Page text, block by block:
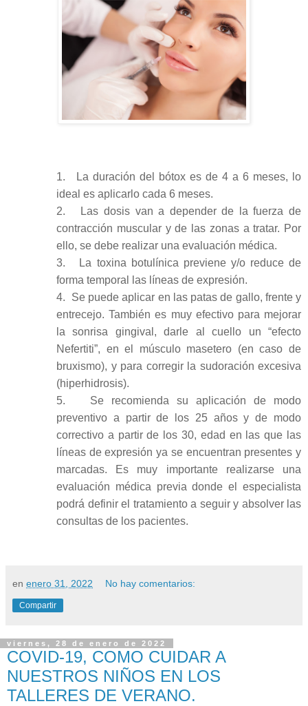
1.
La duración del bótox es de 4 a 6 meses, lo
ideal es aplicarlo cada 6 meses.
2.
Las dosis van a depender de la fuerza de
contracción muscular y de las zonas a tratar. Por
ello, se debe realizar una evaluación médica.
3.
La toxina botulínica previene y/o reduce de
forma temporal las líneas de expresión.
4.
Se puede aplicar en las patas de gallo, frente y
entrecejo. También es muy efectivo para mejorar
la sonrisa gingival, darle al cuello un “efecto
Nefertiti”, en el músculo masetero (en caso de
bruxismo), y para corregir la sudoración excesiva
(hiperhidrosis).
5.
Se recomienda su aplicación de modo
preventivo a partir de los 25 años y de modo
correctivo a partir de los 30, edad en las que las
líneas de expresión ya se encuentran presentes y
marcadas. Es muy importante realizarse una
evaluación médica previa donde el especialista
podrá definir el tratamiento a seguir y absolver las
consultas de los pacientes.
en enero 31, 2022 No hay comentarios:
Compartir
viernes, 28 de enero de 2022
COVID-19, COMO CUIDAR A
NUESTROS NIÑOS EN LOS
TALLERES DE VERANO.